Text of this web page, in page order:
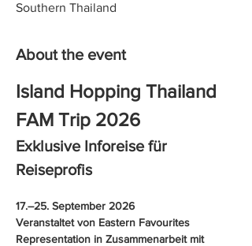
Southern Thailand
About the event
Island Hopping Thailand
FAM Trip 2026
Exklusive Inforeise für
Reiseprofis
17.–25. September 2026
Veranstaltet von Eastern Favourites
Representation in Zusammenarbeit mit